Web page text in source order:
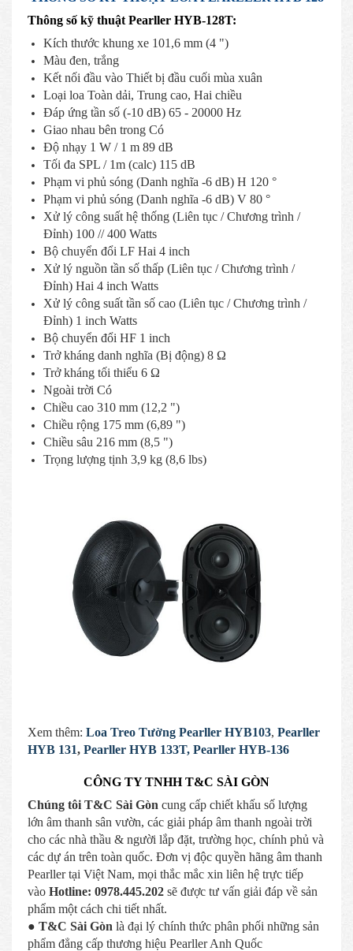
Thông số kỹ thuật Pearller HYB-128T:
Kích thước khung xe 101,6 mm (4 ")
Màu đen, trắng
Kết nối đầu vào Thiết bị đầu cuối mùa xuân
Loại loa Toàn dải, Trung cao, Hai chiều
Đáp ứng tần số (-10 dB) 65 - 20000 Hz
Giao nhau bên trong Có
Độ nhạy 1 W / 1 m 89 dB
Tối đa SPL / 1m (calc) 115 dB
Phạm vi phủ sóng (Danh nghĩa -6 dB) H 120 °
Phạm vi phủ sóng (Danh nghĩa -6 dB) V 80 °
Xử lý công suất hệ thống (Liên tục / Chương trình /
Đỉnh) 100 // 400 Watts
Bộ chuyển đổi LF Hai 4 inch
Xử lý nguồn tần số thấp (Liên tục / Chương trình /
Đỉnh) Hai 4 inch Watts
Xử lý công suất tần số cao (Liên tục / Chương trình /
Đỉnh) 1 inch Watts
Bộ chuyển đổi HF 1 inch
Trở kháng danh nghĩa (Bị động) 8 Ω
Trở kháng tối thiểu 6 Ω
Ngoài trời Có
Chiều cao 310 mm (12,2 ")
Chiều rộng 175 mm (6,89 ")
Chiều sâu 216 mm (8,5 ")
Trọng lượng tịnh 3,9 kg (8,6 lbs)
Xem thêm: Loa Treo Tường Pearller HYB103, Pearller
HYB 131, Pearller HYB 133T, Pearller HYB-136
CÔNG TY TNHH T&C SÀI GÒN
Chúng tôi T&C Sài Gòn cung cấp chiết khấu số lượng
lớn âm thanh sân vườn, các giải pháp âm thanh ngoài trời
cho các nhà thầu & người lắp đặt, trường học, chính phủ và
các dự án trên toàn quốc. Đơn vị độc quyền hãng âm thanh
Pearller tại Việt Nam, mọi thắc mắc xin liên hệ trực tiếp
vào Hotline: 0978.445.202 sẽ được tư vấn giải đáp về sản
phẩm một cách chi tiết nhất.
● T&C Sài Gòn là đại lý chính thức phân phối những sản
phẩm đẳng cấp thương hiệu Pearller Anh Quốc